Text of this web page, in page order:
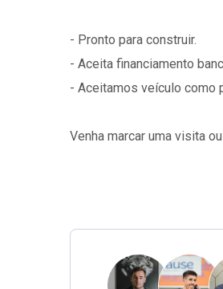
- Pronto para construir.
- Aceita financiamento
- Aceitamos veículo como
Venha marcar uma visita